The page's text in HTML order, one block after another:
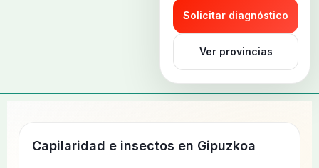
Solicitar diagnóstico
Ver provincias
Capilaridad e insectos en Gipuzkoa